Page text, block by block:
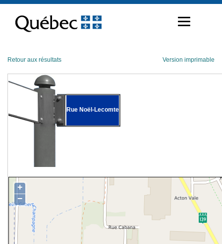
contenu
Retour aux résultats Version imprimable
Rue Noël-Lecomte
+
−